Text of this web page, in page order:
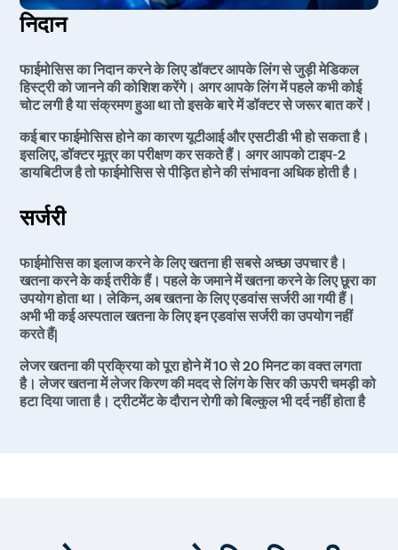
निदान
फाईमोसिस का निदान करने के लिए डॉक्टर आपके लिंग से जुड़ी मेडिकल
हिस्ट्री को जानने की कोशिश करेंगे। अगर आपके लिंग में पहले कभी कोई
चोट लगी है या संक्रमण हुआ था तो इसके बारे में डॉक्टर से जरूर बात करें।
कई बार फाईमोसिस होने का कारण यूटीआई और एसटीडी भी हो सकता है।
इसलिए, डॉक्टर मूत्र का परीक्षण कर सकते हैं। अगर आपको टाइप-2
डायबिटीज है तो फाईमोसिस से पीड़ित होने की संभावना अधिक होती है।
सर्जरी
फाईमोसिस का इलाज करने के लिए खतना ही सबसे अच्छा उपचार है।
खतना करने के कई तरीके हैं। पहले के जमाने में खतना करने के लिए छूरा का
उपयोग होता था। लेकिन, अब खतना के लिए एडवांस सर्जरी आ गयी हैं।
अभी भी कई अस्पताल खतना के लिए इन एडवांस सर्जरी का उपयोग नहीं
करते हैं|
लेजर खतना की प्रक्रिया को पूरा होने में 10 से 20 मिनट का वक्त लगता
है। लेजर खतना में लेजर किरण की मदद से लिंग के सिर की ऊपरी चमड़ी को
हटा दिया जाता है। ट्रीटमेंट के दौरान रोगी को बिल्कुल भी दर्द नहीं होता है